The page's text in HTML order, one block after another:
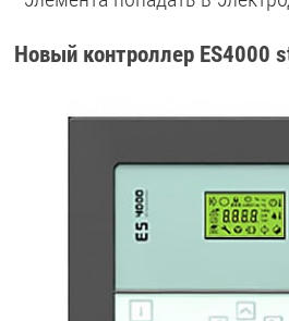
Новый контроллер ES4000